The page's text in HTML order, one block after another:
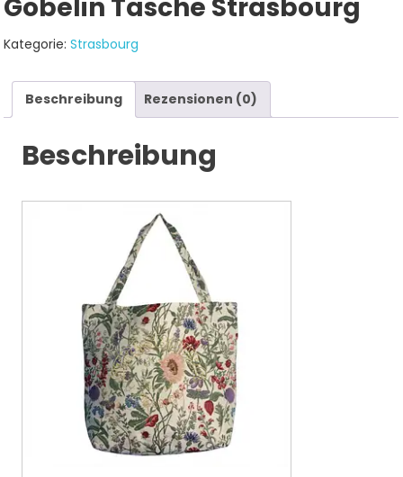
Gobelin Tasche Strasbourg
Kategorie:Strasbourg
Beschreibung Rezensionen (0)
Beschreibung